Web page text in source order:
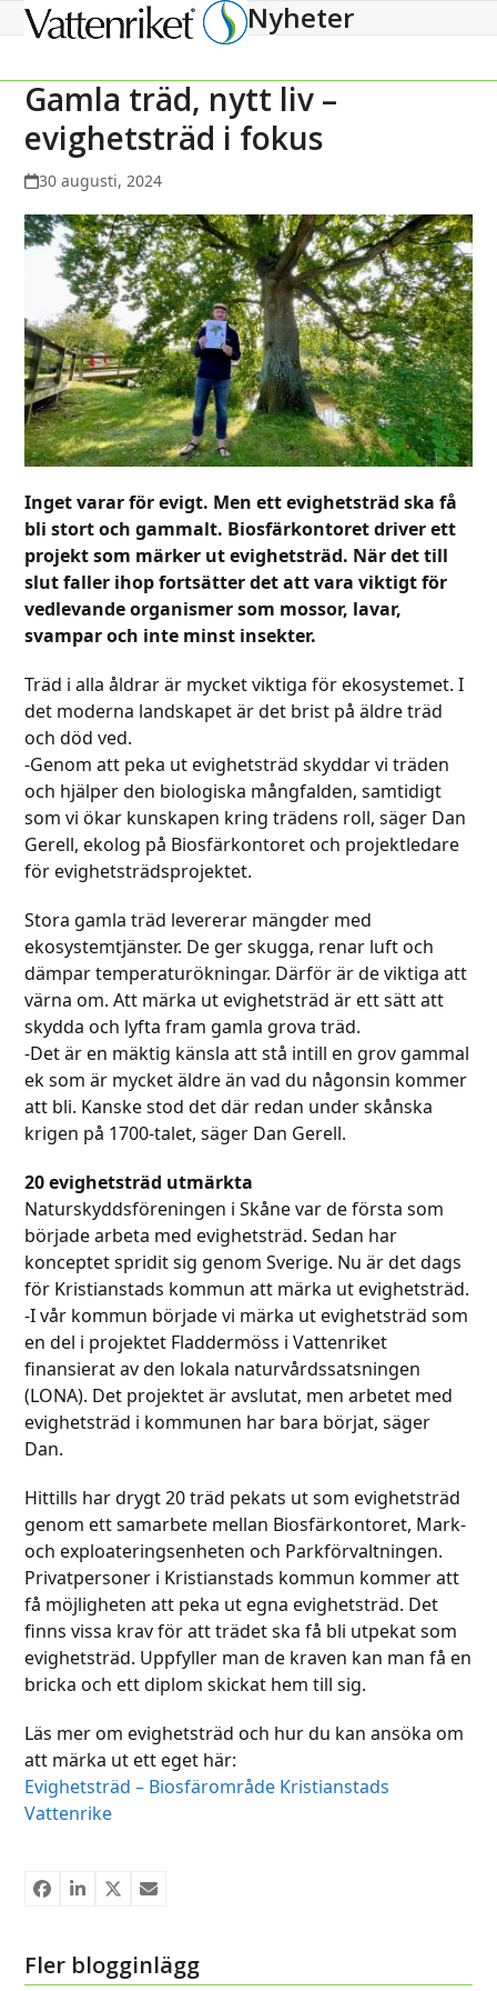
Open
menu
Close
menu
Nyheter
Gamla träd, nytt liv –
evighetsträd i fokus
30 augusti, 2024
Inget varar för evigt. Men ett evighetsträd ska få
bli stort och gammalt. Biosfärkontoret driver ett
projekt som märker ut evighetsträd. När det till
slut faller ihop fortsätter det att vara viktigt för
vedlevande organismer som mossor, lavar,
svampar och inte minst insekter.
Träd i alla åldrar är mycket viktiga för ekosystemet. I
det moderna landskapet är det brist på äldre träd
och död ved.
-Genom att peka ut evighetsträd skyddar vi träden
och hjälper den biologiska mångfalden, samtidigt
som vi ökar kunskapen kring trädens roll, säger Dan
Gerell, ekolog på Biosfärkontoret och projektledare
för evighetsträdsprojektet.
Stora gamla träd levererar mängder med
ekosystemtjänster. De ger skugga, renar luft och
dämpar temperaturökningar. Därför är de viktiga att
värna om. Att märka ut evighetsträd är ett sätt att
skydda och lyfta fram gamla grova träd.
-Det är en mäktig känsla att stå intill en grov gammal
ek som är mycket äldre än vad du någonsin kommer
att bli. Kanske stod det där redan under skånska
krigen på 1700-talet, säger Dan Gerell.
20 evighetsträd utmärkta
Naturskyddsföreningen i Skåne var de första som
började arbeta med evighetsträd. Sedan har
konceptet spridit sig genom Sverige. Nu är det dags
för Kristianstads kommun att märka ut evighetsträd.
-I vår kommun började vi märka ut evighetsträd som
en del i projektet Fladdermöss i Vattenriket
finansierat av den lokala naturvårdssatsningen
(LONA). Det projektet är avslutat, men arbetet med
evighetsträd i kommunen har bara börjat, säger
Dan.
Hittills har drygt 20 träd pekats ut som evighetsträd
genom ett samarbete mellan Biosfärkontoret, Mark-
och exploateringsenheten och Parkförvaltningen.
Privatpersoner i Kristianstads kommun kommer att
få möjligheten att peka ut egna evighetsträd. Det
finns vissa krav för att trädet ska få bli utpekat som
evighetsträd. Uppfyller man de kraven kan man få en
bricka och ett diplom skickat hem till sig.
Läs mer om evighetsträd och hur du kan ansöka om
att märka ut ett eget här:
Evighetsträd – Biosfärområde Kristianstads
Vattenrike
Fler blogginlägg